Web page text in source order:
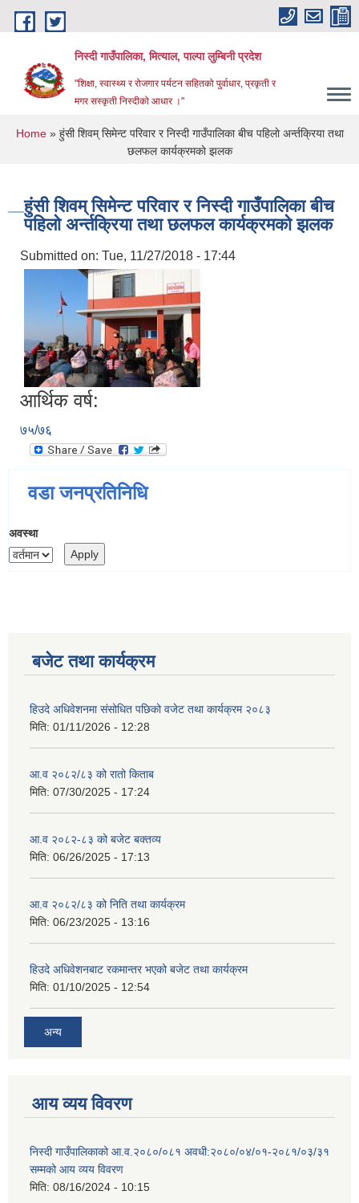
Skip to main content
निस्दी गाउँपालिका, मित्याल, पाल्पा लुम्बिनी प्रदेश
"शिक्षा, स्वास्थ्य र रोजगार पर्यटन सहितको पुर्वाधार, प्रकृती र
मगर सस्कृती निस्दीको आधार ।"
You are here
Home» हुंसी शिवम् सिमेन्ट परिवार र निस्दी गाउँपालिका बीच पहिलाे अर्न्तक्रिया तथा
छलफल कार्यक्रमकाे झलक
हुंसी शिवम् सिमेन्ट परिवार र निस्दी गाउँपालिका बीच
पहिलाे अर्न्तक्रिया तथा छलफल कार्यक्रमकाे झलक
Submitted on: Tue, 11/27/2018 - 17:44
आर्थिक वर्ष:
७५/७६
वडा जनप्रतिनिधि
अवस्था
बजेट तथा कार्यक्रम
हिउदे अधिवेशनमा संसोधित पछिको वजेट तथा कार्यक्रम २०८३
मिति: 01/11/2026 - 12:28
आ.व २०८२/८३ को रातो किताब
मिति: 07/30/2025 - 17:24
आ.व २०८२-८३ को बजेट बक्तव्य
मिति: 06/26/2025 - 17:13
आ.व २०८२/८३ को निति तथा कार्यक्रम
मिति: 06/23/2025 - 13:16
हिउदे अधिवेशनबाट रकमान्तर भएको बजेट तथा कार्यक्रम
मिति: 01/10/2025 - 12:54
अन्य
आय व्यय विवरण
निस्दी गाउँपालिकाको आ.व.२०८०/०८१ अवधी:२०८०/०४/०१-२०८१/०३/३१
सम्मको आय व्यय विवरण
मिति: 08/16/2024 - 10:15